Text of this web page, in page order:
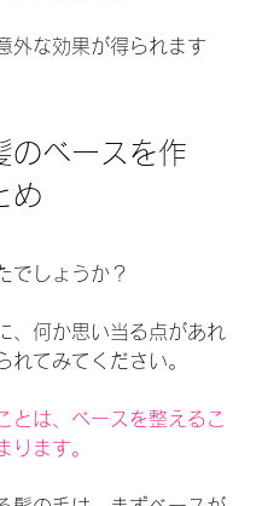
外な効果が得られます
ベースを作
め
でしょうか？
、何か思い当る点があれ
れてみてください。
とは、ベースを整えるこ
ります。